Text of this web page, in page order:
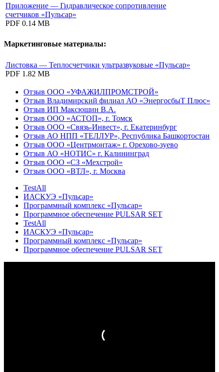
Приложение — Гидравлическое сопротивление
счетчиков «Пульсар»
PDF 0.14 MB
Маркетинговые материалы:
Листовка — Теплосчетчики ультразвуковые «Пульсар»
PDF 1.82 MB
Отзыв ООО «УФАЖИЛПРОМСТРОЙ»
Отзыв Владимирский филиал АО «ЭнергосбыТ Плюс»
Отзыв ИП Максюшин В.А.
Отзыв ООО «АСТОП», г. Томск
Отзыв ООО «Связь-Инвест», г. Екатеринбург
Отзыв АО НПП «ТЕЛЛУР», Республика Башкортостан
Отзыв ООО «Центрмонтаж» г. Орехово-зуево
Отзыв АО «НОТИС» г. Калининград
Отзыв ООО «СЗ «Мехстрой»
Отзыв ООО «ВТЛ», г. Москва
TestAll
ИАСКУЭ «Пульсар»
Программный комплекс «Пульсар»
Программное обеспечение PULSAR SET
TestAll
ИАСКУЭ «Пульсар»
Программный комплекс «Пульсар»
Программное обеспечение PULSAR SET